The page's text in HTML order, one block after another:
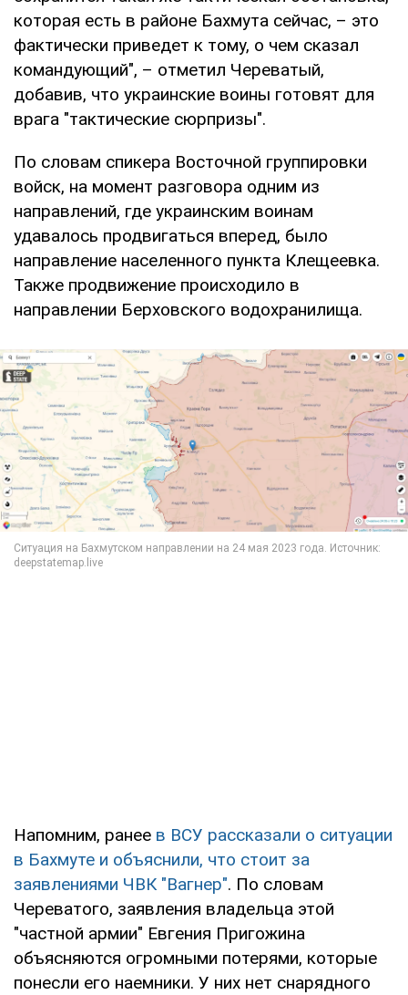
которая есть в районе Бахмута сейчас, – это
фактически приведет к тому, о чем сказал
командующий", – отметил Череватый,
добавив, что украинские воины готовят для
врага "тактические сюрпризы".
По словам спикера Восточной группировки
войск, на момент разговора одним из
направлений, где украинским воинам
удавалось продвигаться вперед, было
направление населенного пункта Клещеевка.
Также продвижение происходило в
направлении Берховского водохранилища.
Напомним, ранее в ВСУ рассказали о ситуации
в Бахмуте и объяснили, что стоит за
заявлениями ЧВК "Вагнер". По словам
Череватого, заявления владельца этой
"частной армии" Евгения Пригожина
объясняются огромными потерями, которые
понесли его наемники. У них нет снарядного